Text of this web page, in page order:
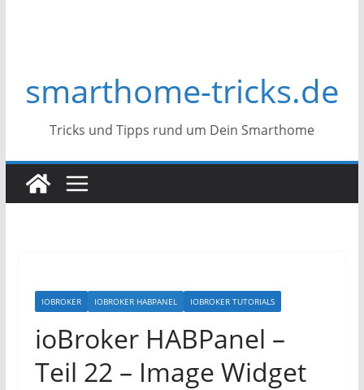
smarthome-tricks.de
Tricks und Tipps rund um Dein Smarthome
IOBROKER IOBROKER HABPANEL IOBROKER TUTORIALS
ioBroker HABPanel –
Teil 22 – Image Widget